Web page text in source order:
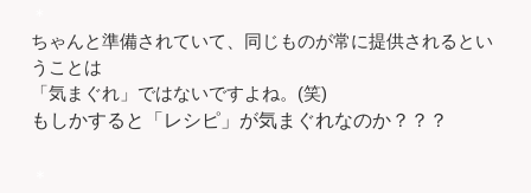
ちゃんと準備されていて、同じものが常に提供されるとい
うことは
「気まぐれ」ではないですよね。(笑)
もしかすると「レシピ」が気まぐれなのか？？？